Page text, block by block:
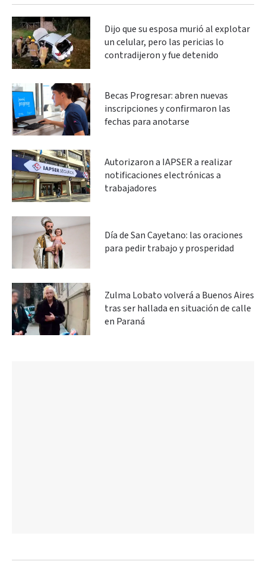
Dijo que su esposa murió al explotar
un celular, pero las pericias lo
contradijeron y fue detenido
Becas Progresar: abren nuevas
inscripciones y confirmaron las
fechas para anotarse
Autorizaron a IAPSER a realizar
notificaciones electrónicas a
trabajadores
Día de San Cayetano: las oraciones
para pedir trabajo y prosperidad
Zulma Lobato volverá a Buenos Aires
tras ser hallada en situación de calle
en Paraná